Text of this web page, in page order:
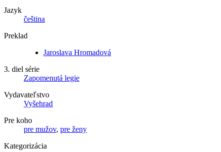
Jazyk
čeština
Preklad
Jaroslava Hromadová
3. diel série
Zapomenutá legie
Vydavateľstvo
Vyšehrad
Pre koho
pre mužov, pre ženy
Kategorizácia